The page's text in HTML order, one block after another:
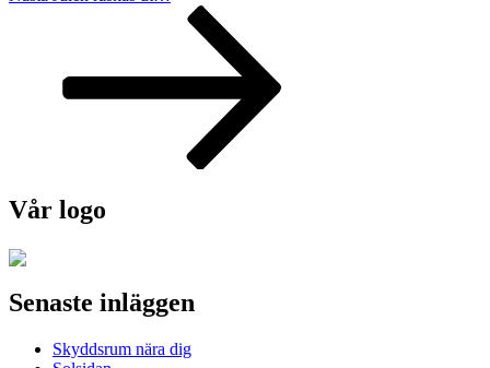
Vår logo
Senaste inläggen
Skyddsrum nära dig